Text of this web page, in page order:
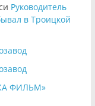
Руководитель
в Троицкой
ФИЛЬМ»